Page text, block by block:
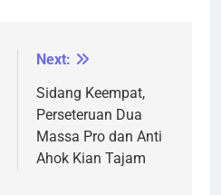
Next:
Sidang Keempat,
Perseteruan Dua
Massa Pro dan Anti
Ahok Kian Tajam